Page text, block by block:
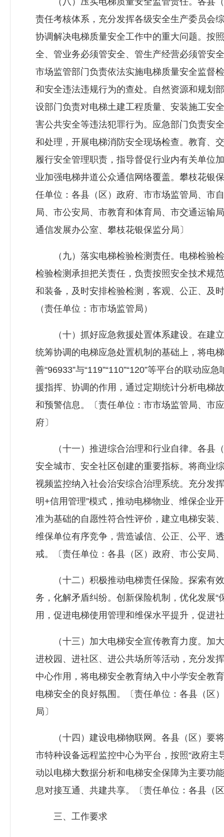
责任考核体系，充分发挥各级安全生产委员会
协调解决电梯质量安全工作中的重大问题。按
全、管业务必须管安全、管生产经营必须管安
市场监管部门负责依法实施电梯质量安全监督
和安全违法违规行为的查处。自然资源和规划
设部门负责对电梯土建工程质量、安装施工安
害公共安全等违法犯罪行为。应急部门负责安
和处理，开展电梯消防安全现场检查。教育、
履行安全管理职责，指导督促行业内有关单位
业加强电梯井道公众通信网络覆盖。攀枝花银
任单位：各县（区）政府、市市场监管局、市
局、市公安局、市教育和体育局、市交通运输
通信发展办公室、攀枝花银保监分局〕
（九）落实电梯检验检测责任。电梯检验检
检验检测承担把关责任，负责按照安全技术规
和装备，及时安排检验检测，客观、公正、及
（责任单位：市市场监管局）
（十）抓好应急救援处置体系建设。在建立
统筹协调的电梯应急处置机制的基础上，将电
善“96933”与“119”“110”“120”等平台的联动
援指挥、协调的作用，通过定期统计分析电梯
和预警信息。〔责任单位：市市场监管局、市
府〕
（十一）推进综合治理和行业自律。各县（
安全城市、安全社区创建的重要指标。将商业
视频监控纳入社会治安综合治理系统。充分发
明+信用管理”模式，推动电梯物业、维保企业
准为基础的自愿性符合性评价，建立电梯安装
维保单位有序竞争，营造诚信、公正、公平、
戒。〔责任单位：各县（区）政府、市公安局
（十二）积极推动电梯责任保险。探索有效
务，化解矛盾纠纷。创新保险机制，优化发展
用，促进电梯使用管理和维保水平提升，促进
（十三）加大电梯安全宣传教育力度。加大
进校园、进社区、进公共场所等活动，充分发
中心作用，将电梯安全教育纳入中小学安全教
电梯安全的良好氛围。〔责任单位：各县（区
局〕
（十四）建设电梯物联网。各县（区）要将
市特种设备远程监控中心为平台，按照“政府
动以电梯大数据分析和电梯安全保障为主要功
息对接互通、共建共享。〔责任单位：各县（
三、工作要求